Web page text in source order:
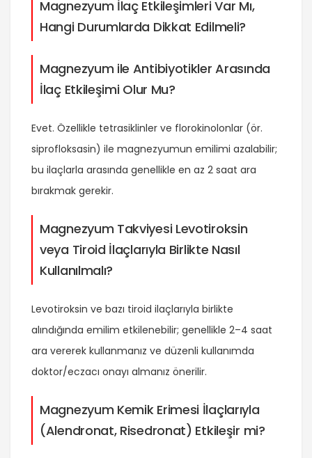
Magnezyum İlaç Etkileşimleri Var Mı,
Hangi Durumlarda Dikkat Edilmeli?
Magnezyum ile Antibiyotikler Arasında
İlaç Etkileşimi Olur Mu?
Evet. Özellikle tetrasiklinler ve florokinolonlar (ör.
siprofloksasin) ile magnezyumun emilimi azalabilir;
bu ilaçlarla arasında genellikle en az 2 saat ara
bırakmak gerekir.
Magnezyum Takviyesi Levotiroksin
veya Tiroid İlaçlarıyla Birlikte Nasıl
Kullanılmalı?
Levotiroksin ve bazı tiroid ilaçlarıyla birlikte
alındığında emilim etkilenebilir; genellikle 2–4 saat
ara vererek kullanmanız ve düzenli kullanımda
doktor/eczacı onayı almanız önerilir.
Magnezyum Kemik Erimesi İlaçlarıyla
(Alendronat, Risedronat) Etkileşir mi?